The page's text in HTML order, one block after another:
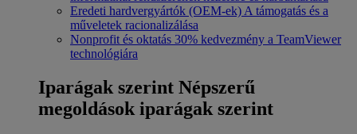
Eredeti hardvergyártók (OEM-ek) A támogatás és a
műveletek racionalizálása
Nonprofit és oktatás 30% kedvezmény a TeamViewer
technológiára
Iparágak szerint Népszerű
megoldások iparágak szerint